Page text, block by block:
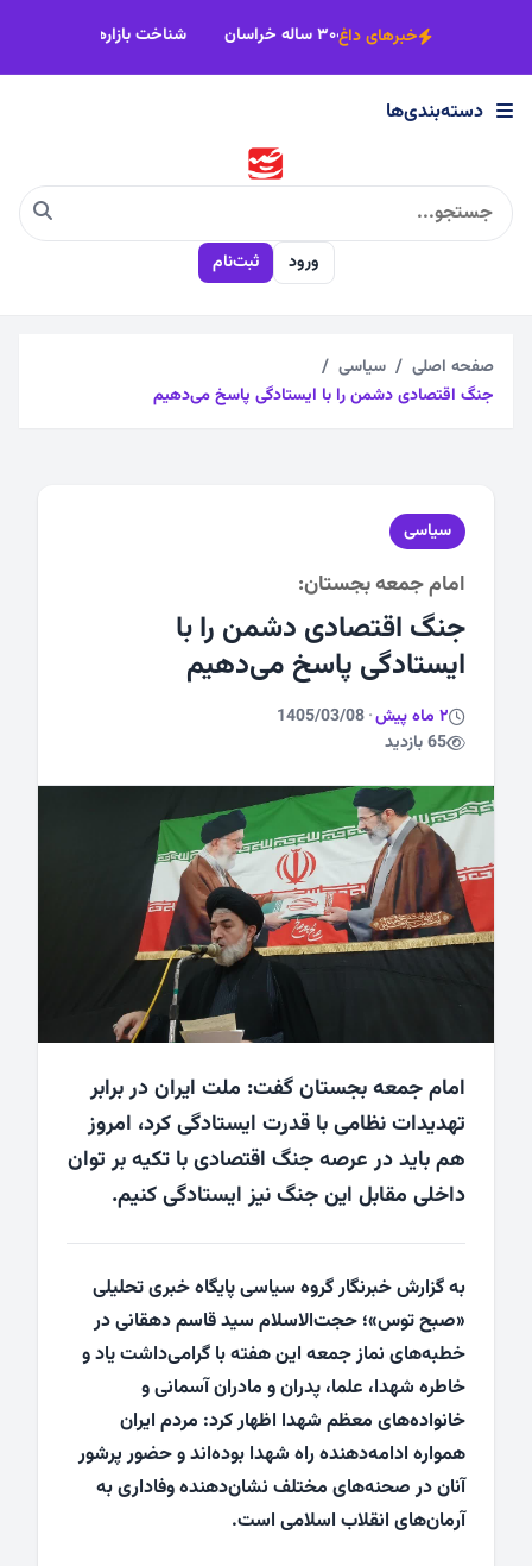
×
دسته‌بندی‌ها
اجتماعی
چندرسانه
فرهنگی
ورزشی
خبرهای داغ
خطر نابودی سفره‌های آب زیرزمینی ۳۰۰۰ ساله خراسان
دسته‌بندی‌ها
ورود ثبت‌نام
صفحه اصلی
سیاسی
جنگ اقتصادی دشمن را با ایستادگی پاسخ می‌دهیم
سیاسی
امام جمعه بجستان:
جنگ اقتصادی دشمن را با
ایستادگی پاسخ می‌دهیم
2 ماه پیش ·
1405/03/08
65 بازدید
امام جمعه بجستان گفت: ملت ایران در برابر
تهدیدات نظامی با قدرت ایستادگی کرد، امروز
هم باید در عرصه جنگ اقتصادی با تکیه بر توان
داخلی مقابل این جنگ نیز ایستادگی کنیم.
به گزارش خبرنگار گروه سیاسی پایگاه خبری تحلیلی
«صبح توس»؛ حجت‌الاسلام سید قاسم دهقانی در
خطبه‌های نماز جمعه این هفته با گرامی‌داشت یاد و
خاطره شهدا، علما، پدران و مادران آسمانی و
خانواده‌های معظم شهدا اظهار کرد: مردم ایران
همواره ادامه‌دهنده راه شهدا بوده‌اند و حضور پرشور
آنان در صحنه‌های مختلف نشان‌دهنده وفاداری به
آرمان‌های انقلاب اسلامی است.